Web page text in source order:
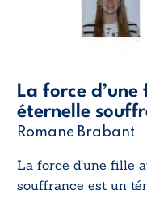
La force
éternelle
Romane Brabant
La force d’une fille
souffrance est un